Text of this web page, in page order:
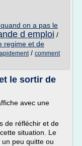
on a pas le
d emploi /
regime et de
/ comment
le sortir de
avec une
de réfléchir et de
situation. Le
peu quitte ou